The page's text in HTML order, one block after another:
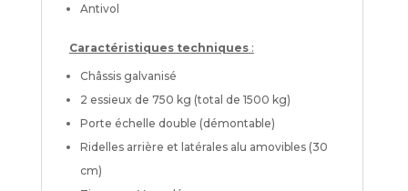
Antivol
Caractéristiques techniques:
Châssis galvanisé
2 essieux de 750 kg (total de 1500 kg)
Porte échelle double (démontable)
Ridelles arrière et latérales alu amovibles (30
cm)